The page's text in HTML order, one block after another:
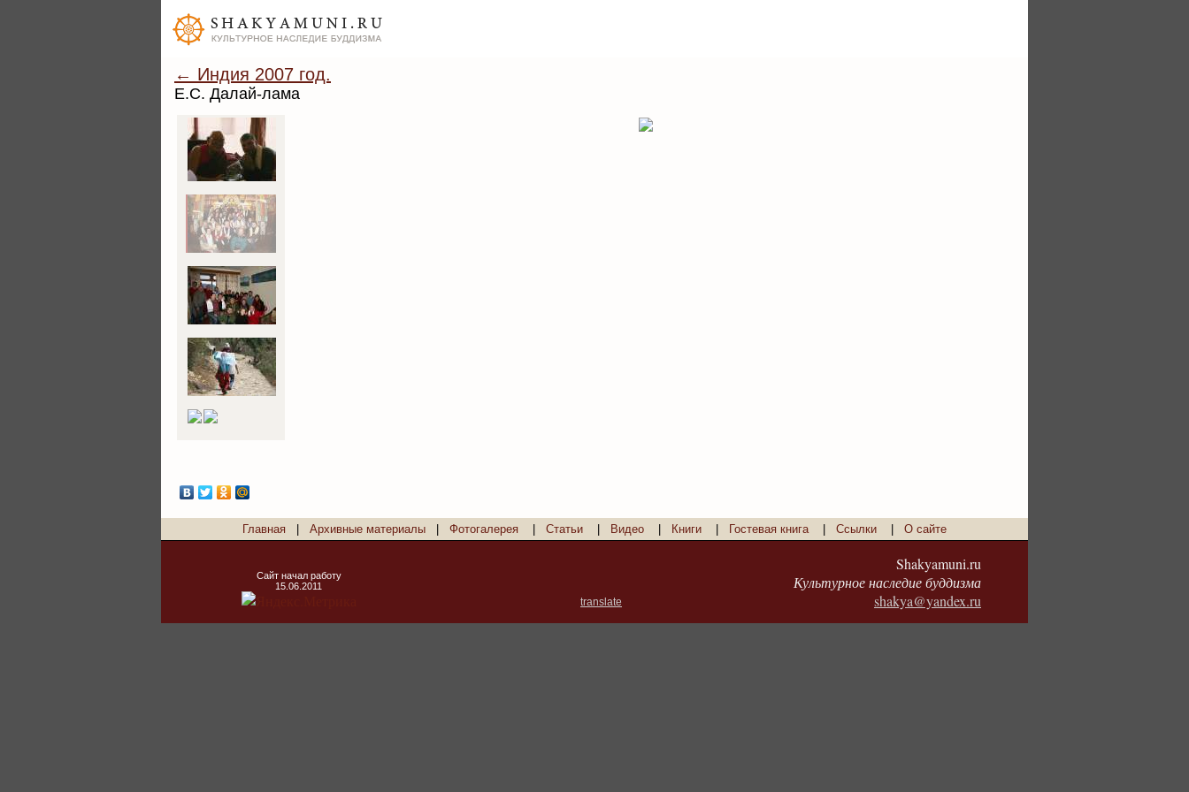
← Индия 2007 год.
Е.С. Далай-лама
Главная Архивные материалы Фотогалерея Статьи Видео Книги Гостевая книга| Ссылки О сайте
Сайт начал работу
15.06.2011
translate
Shakyamuni.ru
Культурное наследие буддизма
shakya@yandex.ru